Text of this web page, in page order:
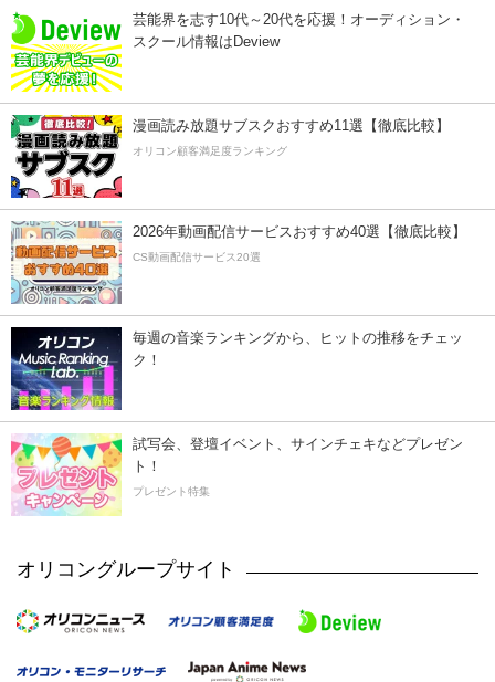
芸能界を志す10代～20代を応援！オーディション・
スクール情報はDeview
漫画読み放題サブスクおすすめ11選【徹底比較】
オリコン顧客満足度ランキング
2026年動画配信サービスおすすめ40選【徹底比較】
CS動画配信サービス20選
毎週の音楽ランキングから、ヒットの推移をチェッ
ク！
試写会、登壇イベント、サインチェキなどプレゼン
ト！
プレゼント特集
オリコングループサイト